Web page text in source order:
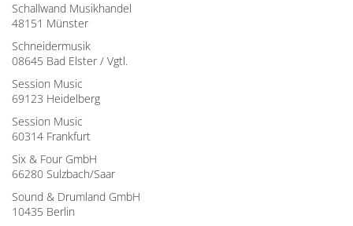
Schallwand Musikhandel
48151 Münster
Schneidermusik
08645 Bad Elster / Vgtl.
Session Music
69123 Heidelberg
Session Music
60314 Frankfurt
Six & Four GmbH
66280 Sulzbach/Saar
Sound & Drumland GmbH
10435 Berlin